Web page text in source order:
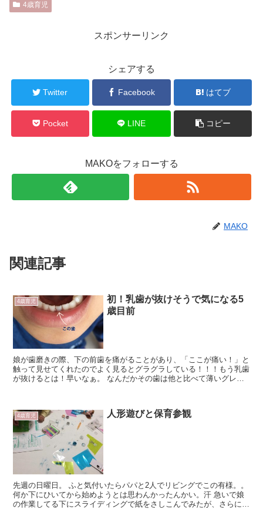
4歳育児
スポンサーリンク
シェアする
Twitter Facebook はてブ
Pocket LINE コピー
MAKOをフォローする
MAKO
関連記事
4歳育児
初！乳歯が抜けそうで気になる5
歳目前
娘が歯磨きの際、下の前歯を痛がることがあり、「ここが痛い！」と
触って見せてくれたのでよく見るとグラグラしている！！！もう乳歯
が抜けるとは！早いなぁ。 なんだかその歯は他と比べて薄いグレー
4歳育児 人形遊びと保育参観
先週の日曜日。 ふと気付いたらパパと2人でリビングでこの有様。。
何か下にひいてから始めようとは思わんかったんかい。汗 急いで娘
の作業してる下にスライディングで紙をさしこんでみたが、さらにビ